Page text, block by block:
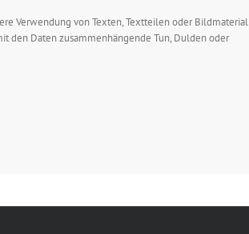
Verwendung von Texten, Textteilen oder Bildmaterial
den Daten zusammenhängende Tun, Dulden oder